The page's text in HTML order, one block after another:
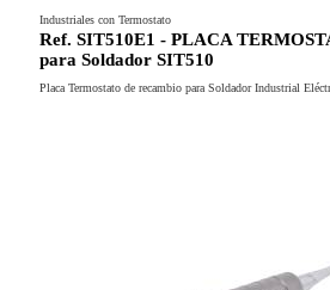
Industriales con Termostato
Ref. SIT510E1 - PLACA
para Soldador SIT510
Placa Termostato de recambio para Soldador Industrial